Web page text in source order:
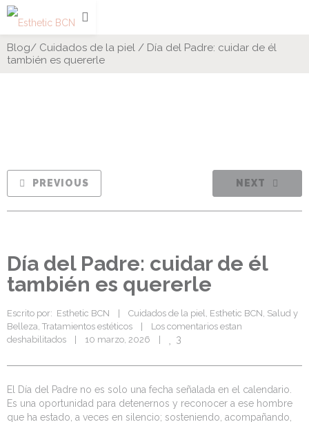
Blog/ Cuidados de la piel / Día del Padre: cuidar de él
también es quererle
NEXT
PREVIOUS
Día del Padre: cuidar de él
también es quererle
Escrito por: Esthetic BCN Cuidados de la piel, Esthetic BCN, Salud y
Belleza, Tratamientos estéticos
Los comentarios estan
deshabilitados
10 marzo, 2026 3
El Día del Padre no es solo una fecha señalada en el calendario.
Es una oportunidad para detenernos y reconocer a ese hombre
que ha estado, a veces en silencio; sosteniendo, acompañando,